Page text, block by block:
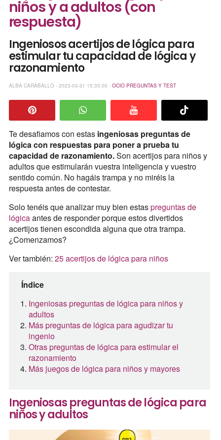
niños y a adultos (con
respuesta)
Ingeniosos acertijos de lógica para
estimular tu capacidad de lógica y
razonamiento
ALBA CARABALLO - 2023-03-31 15:35:00 - OCIO PREGUNTAS Y TEST
Te desafiamos con estas ingeniosas preguntas de
lógica con respuestas para poner a prueba tu
capacidad de razonamiento.Son acertijos para niños y
adultos que estimularán vuestra inteligencia y vuestro
sentido común. No hagáis trampa y no miréis la
respuesta antes de contestar.
Solo tenéis que analizar muy bien estaspreguntas de
lógicaantes de responder porque estos divertidos
acertijos tienen escondida alguna que otra trampa.
¿Comenzamos?
Ver también: 25 acertijos de lógica para niños
Índice
Ingeniosas preguntas de lógica para niños y
adultos
Más preguntas de lógica para agudizar tu
ingenio
Otras preguntas de lógica para estimular el
razonamiento
Más juegos de lógica para niños y mayores
Ingeniosas preguntas de lógica para
niños y adultos